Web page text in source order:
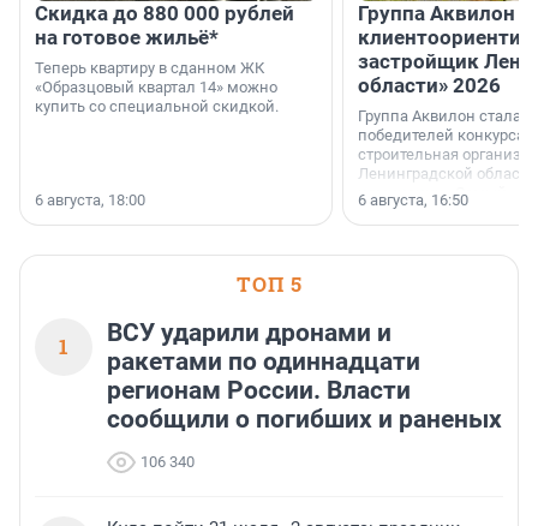
Скидка до 880 000 рублей
на готовое жильё*
Теперь квартиру в сданном ЖК
«Образцовый квартал 14» можно
купить со специальной скидкой.
6 августа, 18:00
Группа Аквилон
застройщик
области» 2026
Группа Аквилон стала
победителей конкурса
строительная
Ленинградской области
номинации «Самый
застройщик
области».
6 августа, 16:50
ТОП 5
1
ВСУ ударили дронами и
ракетами по одиннадцати
регионам России. Власти
сообщили о погибших и раненых
106 340